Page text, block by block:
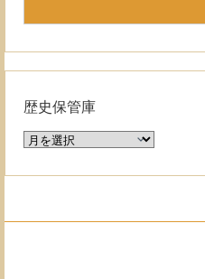
歴史保管庫
歴
保